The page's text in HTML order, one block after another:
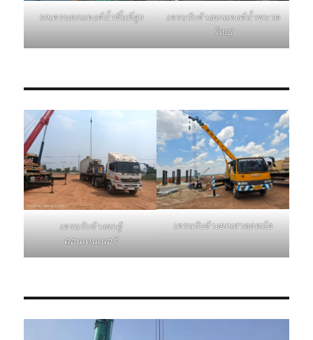
รถเครนยกแทงค์น้ำขึ้นที่สูง
เครนรับจ้างยกแทงค์น้ำขนาด
ใหญ่
เครนรับจ้างยกตู้
คอนเทนเนอร์
เครนรับจ้างยกเสาตอหม้อ